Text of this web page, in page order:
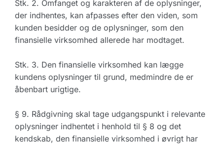
Stk. 2. Omfanget og karakteren af de oplysninger,
der indhentes, kan afpasses efter den viden, som
kunden besidder og de oplysninger, som den
finansielle virksomhed allerede har modtaget.
Stk. 3. Den finansielle virksomhed kan lægge
kundens oplysninger til grund, medmindre de er
åbenbart urigtige.
§ 9. Rådgivning skal tage udgangspunkt i relevante
oplysninger indhentet i henhold til § 8 og det
kendskab, den finansielle virksomhed i øvrigt har